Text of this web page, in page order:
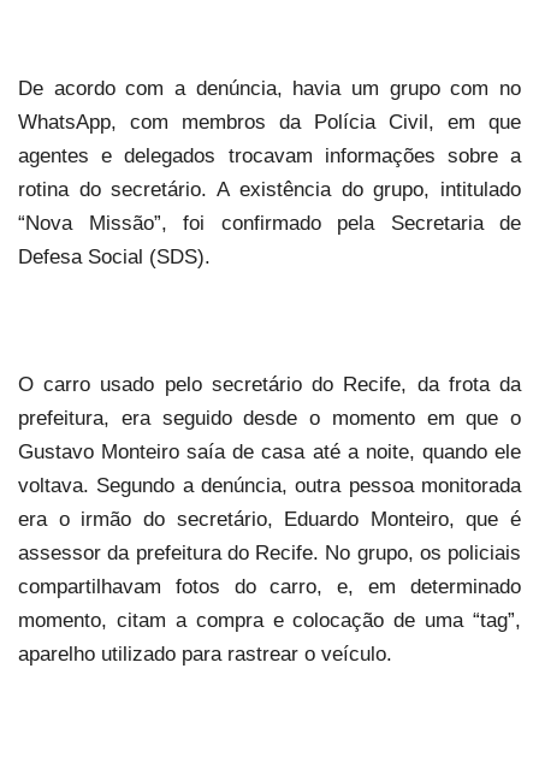
De acordo com a denúncia, havia um grupo com no
WhatsApp, com membros da Polícia Civil, em que
agentes e delegados trocavam informações sobre a
rotina do secretário. A existência do grupo, intitulado
“Nova Missão”, foi confirmado pela Secretaria de
Defesa Social (SDS).
O carro usado pelo secretário do Recife, da frota da
prefeitura, era seguido desde o momento em que o
Gustavo Monteiro saía de casa até a noite, quando ele
voltava. Segundo a denúncia, outra pessoa monitorada
era o irmão do secretário, Eduardo Monteiro, que é
assessor da prefeitura do Recife. No grupo, os policiais
compartilhavam fotos do carro, e, em determinado
momento, citam a compra e colocação de uma “tag”,
aparelho utilizado para rastrear o veículo.